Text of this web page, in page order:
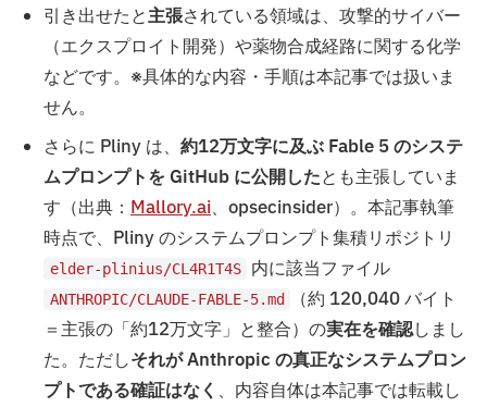
引き出せたと主張されている領域は、攻撃的サイバー
（エクスプロイト開発）や薬物合成経路に関する化学
などです。※具体的な内容・手順は本記事では扱いま
せん。
さらに Pliny は、 約12万文字に及ぶ Fable 5 のシステ
ムプロンプトを GitHub に公開したとも主張していま
す（出典： Mallory.ai、opsecinsider）。本記事執筆
時点で、Pliny のシステムプロンプト集積リポジトリ
elder-plinius/CL4R1T4S 内に該当ファイル
ANTHROPIC/CLAUDE-FABLE-5.md
（約 120,040 バイト
＝主張の「約12万文字」と整合）の実在を確認しまし
た。ただしそれが Anthropic の真正なシステムプロン
プトである確証はなく 、内容自体は本記事では転載し